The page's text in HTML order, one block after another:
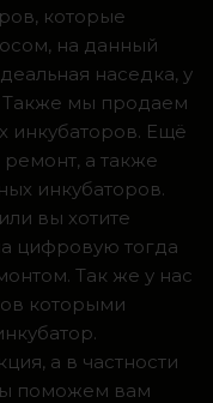
которые
на данный
наседка, у
Также мы продаем
инкубаторов. Ещё
а также
инкубаторов.
вы хотите
цифровую тогда
Так же у нас
которыми
а в частности
поможем вам